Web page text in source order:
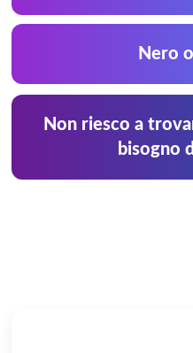
Nero
Non riesco a
bisogno